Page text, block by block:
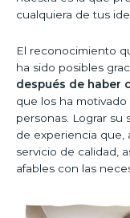
cualquiera de tus
El reconocimiento
ha sido posibles
después de haber
que los ha
personas. Lograr su
de experiencia que,
servicio de calidad,
afables con las